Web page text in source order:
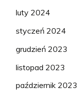
luty 2024
styczeń 2024
grudzień 2023
listopad 2023
październik 2023